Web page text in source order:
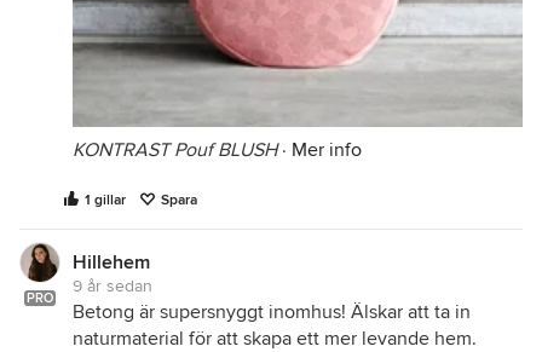
KONTRAST Pouf BLUSH· Mer info
1 gillar Spara
PRO
Hillehem
9 år sedan
Betong är supersnyggt inomhus! Älskar att ta in
naturmaterial för att skapa ett mer levande hem.